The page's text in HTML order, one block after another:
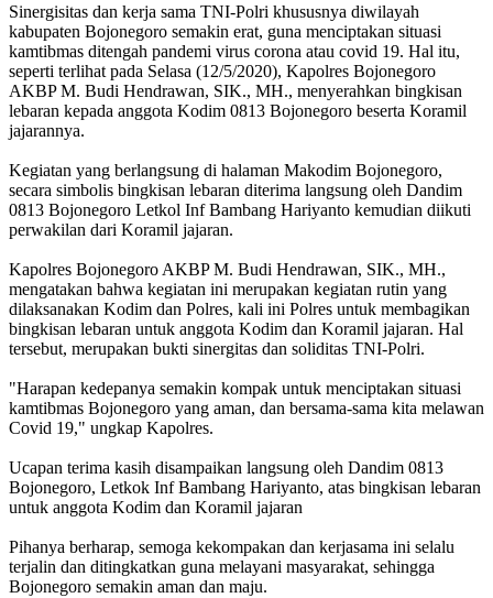
Sinergisitas dan kerja sama TNI-Polri khususnya diwilayah
kabupaten Bojonegoro semakin erat, guna menciptakan situasi
kamtibmas ditengah pandemi virus corona atau covid 19. Hal itu,
seperti terlihat pada Selasa (12/5/2020), Kapolres Bojonegoro
AKBP M. Budi Hendrawan, SIK., MH., menyerahkan bingkisan
lebaran kepada anggota Kodim 0813 Bojonegoro beserta Koramil
jajarannya.
Kegiatan yang berlangsung di halaman Makodim Bojonegoro,
secara simbolis bingkisan lebaran diterima langsung oleh Dandim
0813 Bojonegoro Letkol Inf Bambang Hariyanto kemudian diikuti
perwakilan dari Koramil jajaran.
Kapolres Bojonegoro AKBP M. Budi Hendrawan, SIK., MH.,
mengatakan bahwa kegiatan ini merupakan kegiatan rutin yang
dilaksanakan Kodim dan Polres, kali ini Polres untuk membagikan
bingkisan lebaran untuk anggota Kodim dan Koramil jajaran. Hal
tersebut, merupakan bukti sinergitas dan soliditas TNI-Polri.
"Harapan kedepanya semakin kompak untuk menciptakan situasi
kamtibmas Bojonegoro yang aman, dan bersama-sama kita melawan
Covid 19," ungkap Kapolres.
Ucapan terima kasih disampaikan langsung oleh Dandim 0813
Bojonegoro, Letkok Inf Bambang Hariyanto, atas bingkisan lebaran
untuk anggota Kodim dan Koramil jajaran
Pihanya berharap, semoga kekompakan dan kerjasama ini selalu
terjalin dan ditingkatkan guna melayani masyarakat, sehingga
Bojonegoro semakin aman dan maju.